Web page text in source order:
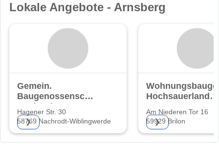
Lokale Angebote - Arnsberg
Gemein.
Baugenossenschaft
Nachrodt-
Wiblingwerde
Hagener Str. 30
58769 Nachrodt-Wiblingwerde
❯
Hochsauerland
Am Niederen Tor 16
59929 Brilon
❯